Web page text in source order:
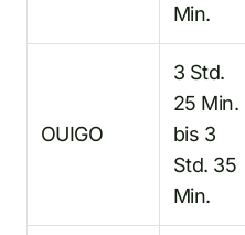
Min.
OUIGO
3 Std.
25 Min.
bis 3
Std. 35
Min.